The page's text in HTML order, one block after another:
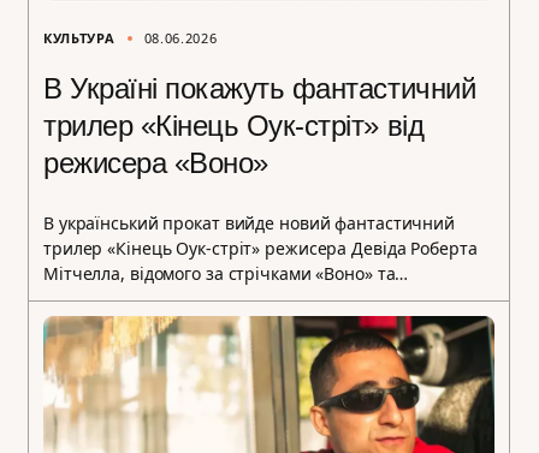
КУЛЬТУРА 08.06.2026
В Україні покажуть фантастичний
трилер «Кінець Оук-стріт» від
режисера «Воно»
В український прокат вийде новий фантастичний
трилер «Кінець Оук-стріт» режисера Девіда Роберта
Мітчелла, відомого за стрічками «Воно» та…